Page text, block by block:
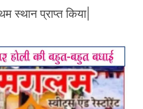
स्थान प्राप्त किया|